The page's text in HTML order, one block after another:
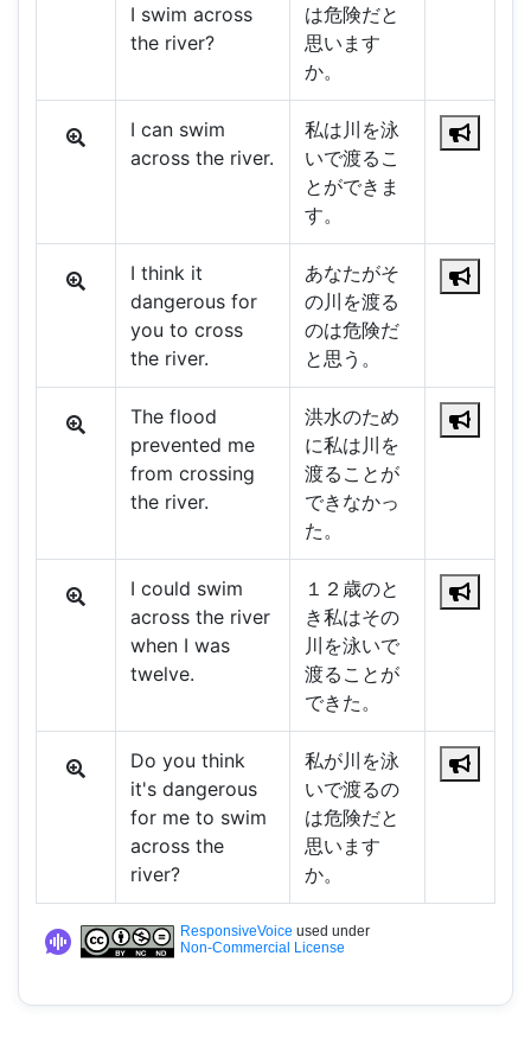
I swim across
the river?
は危険だと
思います
か。
I can swim
across the river.
私は川を泳
いで渡るこ
とができま
す。
I think it
dangerous for
you to cross
the river.
あなたがそ
の川を渡る
のは危険だ
と思う。
The flood
prevented me
from crossing
the river.
洪水のため
に私は川を
渡ることが
できなかっ
た。
I could swim
across the river
when I was
twelve.
１２歳のと
き私はその
川を泳いで
渡ることが
できた。
Do you think
it's dangerous
for me to swim
across the
river?
私が川を泳
いで渡るの
は危険だと
思います
か。
ResponsiveVoice used under
Non-Commercial License